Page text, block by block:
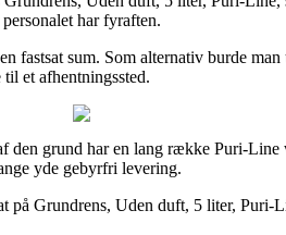
har fyraften.
sum. Som alternativ burde
et afhentningssted.
grund har en lang række Puri-
yde gebyrfri levering.
Grundrens, Uden duft, 5 liter,